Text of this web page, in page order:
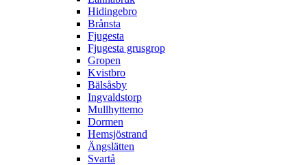
Hidingebro
Brånsta
Fjugesta
Fjugesta grusgrop
Gropen
Kvistbro
Bälsåsby
Ingvaldstorp
Mullhyttemo
Dormen
Hemsjöstrand
Ängslätten
Svartå